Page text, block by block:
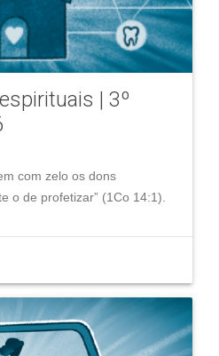
| 3º
com zelo os dons
o de profetizar” (1Co 14:1).